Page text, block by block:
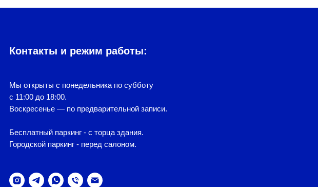
Контакты и режим работы:
Мы открыты с понедельника по субботу
с 11:00 до 18:00.
Воскресенье — по предварительной записи.
Бесплатный паркинг - с торца здания.
Городской паркинг - перед салоном.